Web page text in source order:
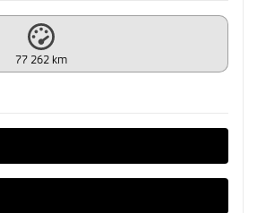
77 262 km